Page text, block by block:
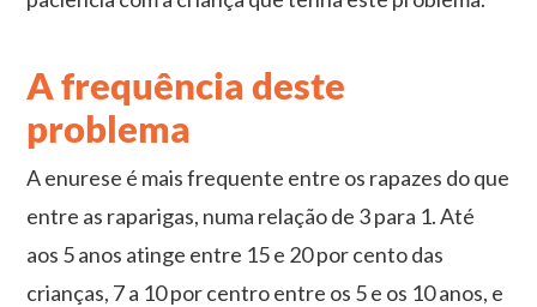
A frequência deste
problema
A enurese é mais frequente entre os rapazes do que
entre as raparigas, numa relação de 3 para 1. Até
aos 5 anos atinge entre 15 e 20 por cento das
crianças, 7 a 10 por centro entre os 5 e os 10 anos, e